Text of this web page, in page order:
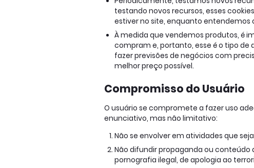
testando novos recursos, esses
estiver no site, enquanto entendemos
À medida que vendemos produtos, é
compram e, portanto, esse é o tipo de
fazer previsões de negócios com
melhor preço possível.
Compromisso do Usuário
O usuário se compromete a fazer uso
enunciativo, mas não limitativo:
Não se envolver em atividades que
Não difundir propaganda ou conteúdo
pornografia ilegal, de apologia ao